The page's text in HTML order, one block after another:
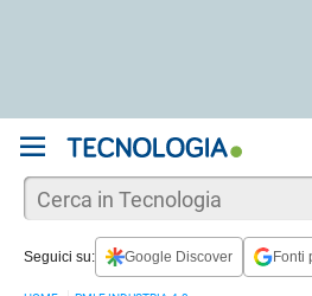
Seguici su: Google Discover Fonti